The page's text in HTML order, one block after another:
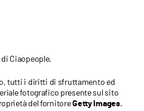
Ciaopeople.
tutti i diritti di sfruttamento ed
fotografico presente sul sito
del fornitoreGetty Images.